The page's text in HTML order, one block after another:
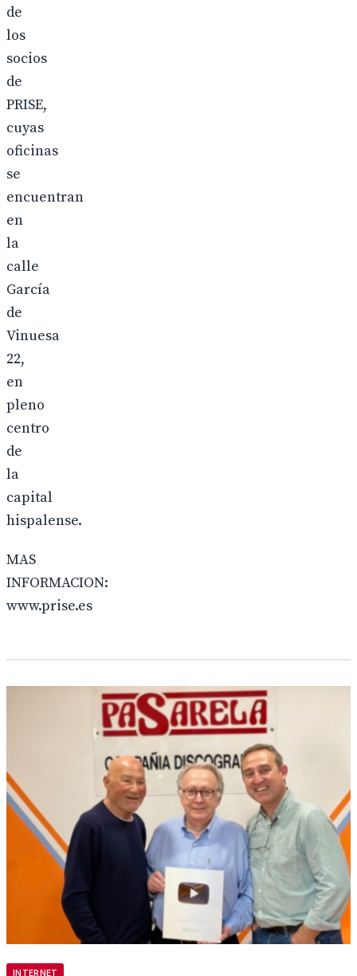
de
los
socios
de
PRISE,
cuyas
oficinas
se
encuentran
en
la
calle
García
de
Vinuesa
22,
en
pleno
centro
de
la
capital
hispalense.
MAS
INFORMACION:
www.prise.es
INTERNET